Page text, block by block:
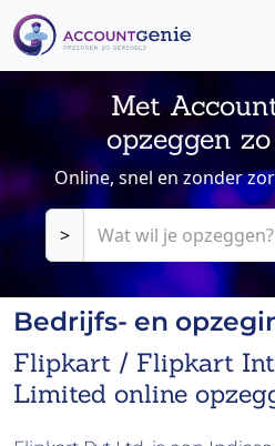
Met
opzeggen
Online, snel en zonder
>
Bedrijfs- en
Flipkart / Flipkart
Limited online